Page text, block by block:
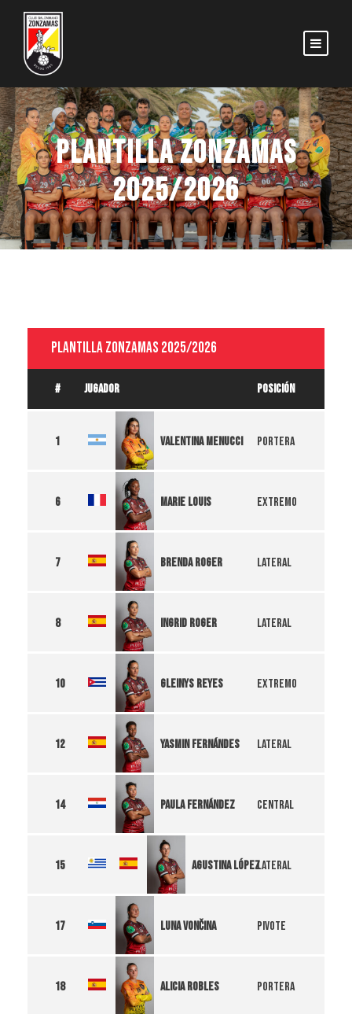
PLANTILLA ZONZAMAS
2025/2026
Plantilla Zonzamas 2025/2026
# JUGADOR POSICIÓN
1 Valentina Menucci Portera
6 Marie Louis Extremo
7 Brenda Roger Lateral
8 Ingrid Roger Lateral
10 Gleinys Reyes Extremo
12 Yasmin Fernándes Lateral
14 Paula Fernández Central
15 Agustina LópezLateral
17 Luna Vončina Pivote
18 Alicia Robles Portera